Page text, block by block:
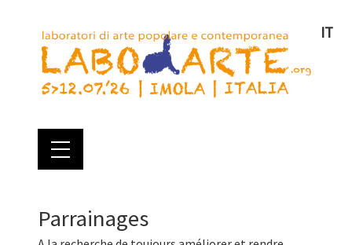
IT
Parrainages